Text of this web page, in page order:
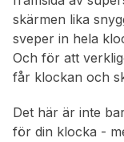
skärmen lika
sveper in hela
Och för att
får klockan och
Det här är inte
för din klocka -